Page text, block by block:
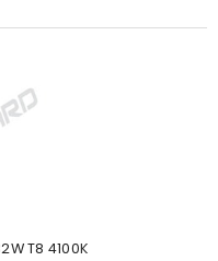
T8 4100K